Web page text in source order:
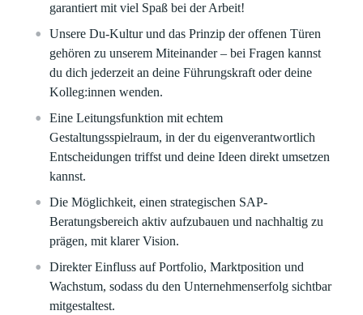
garantiert mit viel Spaß bei der Arbeit!
Unsere Du-Kultur und das Prinzip der offenen Türen
gehören zu unserem Miteinander – bei Fragen kannst
du dich jederzeit an deine Führungskraft oder deine
Kolleg:innen wenden.
Eine Leitungsfunktion mit echtem
Gestaltungsspielraum, in der du eigenverantwortlich
Entscheidungen triffst und deine Ideen direkt umsetzen
kannst.
Die Möglichkeit, einen strategischen SAP-
Beratungsbereich aktiv aufzubauen und nachhaltig zu
prägen, mit klarer Vision.
Direkter Einfluss auf Portfolio, Marktposition und
Wachstum, sodass du den Unternehmenserfolg sichtbar
mitgestaltest.